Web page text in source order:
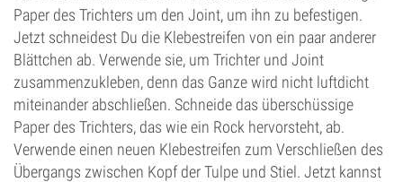
Paper des Trichters um den Joint, um ihn zu befestigen.
Jetzt schneidest Du die Klebestreifen von ein paar anderer
Blättchen ab. Verwende sie, um Trichter und Joint
zusammenzukleben, denn das Ganze wird nicht luftdicht
miteinander abschließen. Schneide das überschüssige
Paper des Trichters, das wie ein Rock hervorsteht, ab.
Verwende einen neuen Klebestreifen zum Verschließen des
Übergangs zwischen Kopf der Tulpe und Stiel. Jetzt kannst